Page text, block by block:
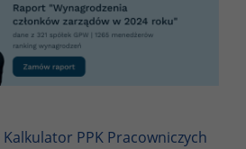
Kalkulator PPK Pracowniczych